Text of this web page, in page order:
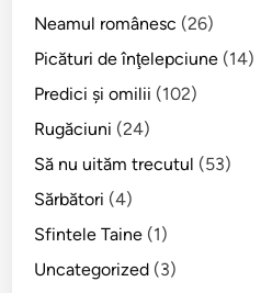
Neamul românesc (26)
Picături de înţelepciune (14)
Predici şi omilii (102)
Rugăciuni (24)
Să nu uităm trecutul (53)
Sărbători (4)
Sfintele Taine (1)
Uncategorized (3)